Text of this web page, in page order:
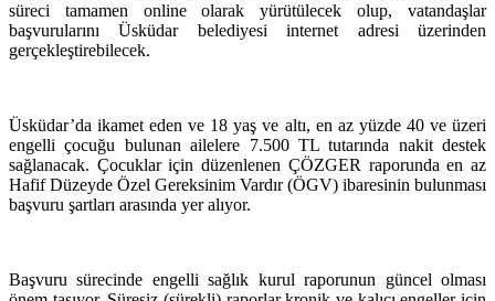
süreci tamamen online olarak yürütülecek olup, vatandaşlar
başvurularını Üsküdar belediyesi internet adresi üzerinden
gerçekleştirebilecek.
Üsküdar’da ikamet eden ve 18 yaş ve altı, en az yüzde 40 ve üzeri
engelli çocuğu bulunan ailelere 7.500 TL tutarında nakit destek
sağlanacak. Çocuklar için düzenlenen ÇÖZGER raporunda en az
Hafif Düzeyde Özel Gereksinim Vardır (ÖGV) ibaresinin bulunması
başvuru şartları arasında yer alıyor.
Başvuru sürecinde engelli sağlık kurul raporunun güncel olması